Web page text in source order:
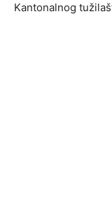
Kantonalnog